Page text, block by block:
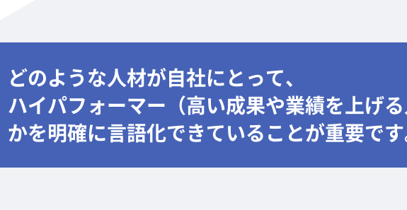
どのような人材が自社にとって、
ハイパフォーマー（高い成果や業績を上げ
かを明確に言語化できていることが重要で